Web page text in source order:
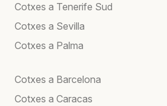
Cotxes a Tenerife Sud
Cotxes a Sevilla
Cotxes a Palma
Cotxes a Barcelona
Cotxes a Caracas